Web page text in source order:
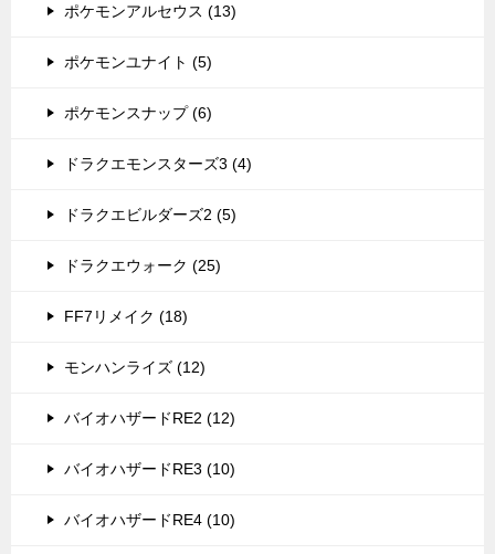
ポケモンアルセウス (13)
ポケモンユナイト (5)
ポケモンスナップ (6)
ドラクエモンスターズ3 (4)
ドラクエビルダーズ2 (5)
ドラクエウォーク (25)
FF7リメイク (18)
モンハンライズ (12)
バイオハザードRE2 (12)
バイオハザードRE3 (10)
バイオハザードRE4 (10)